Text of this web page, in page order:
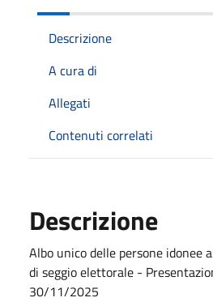
Descrizione
A cura di
Allegati
Contenuti correlati
Descrizione
Albo unico delle persone idonee
di seggio elettorale -
30/11/2025